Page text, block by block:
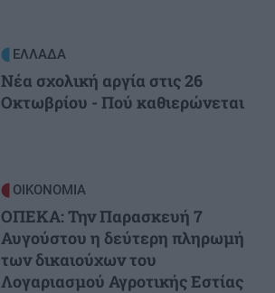
ΕΛΛΑΔΑ
Νέα σχολική αργία στις 26
Οκτωβρίου - Πού καθιερώνεται
ΟΙΚΟΝΟΜΙΑ
ΟΠΕΚΑ: Την Παρασκευή 7
Αυγούστου η δεύτερη πληρωμή
των δικαιούχων του
Λογαριασμού Αγροτικής Εστίας